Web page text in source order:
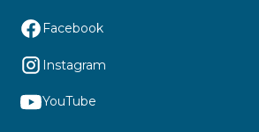
Facebook
Instagram
YouTube